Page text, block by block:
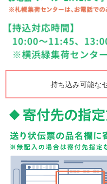
持ち込み可能な